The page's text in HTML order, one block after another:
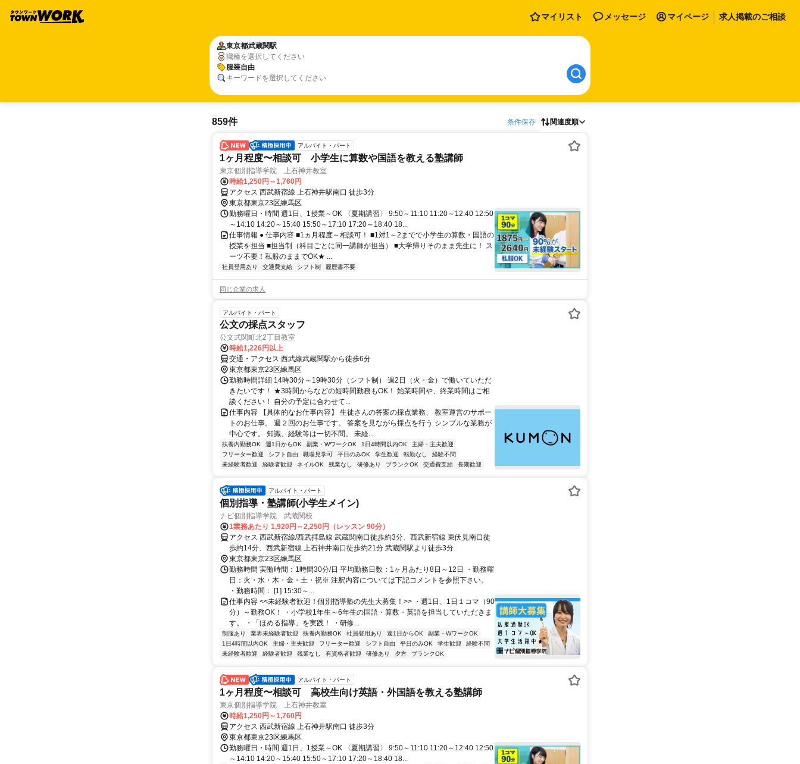
マイリスト メッセージ マイページ 求人掲載のご相談
東京都武蔵関駅
職種を選択してください
服装自由
キーワードを選択してください
859件 条件保存 関連度順
アルバイト・パート
1ヶ月程度〜相談可 小学生に算数や国語を教える塾講師
東京個別指導学院 上石神井教室
時給1,250円～1,760円
アクセス 西武新宿線 上石神井駅南口 徒歩3分
東京都東京23区練馬区
勤務曜日・時間 週1日、1授業～OK 〈夏期講習〉 9:50～11:10 11:20～12:40 12:50
～14:10 14:20～15:40 15:50～17:10 17:20～18:40 18...
仕事情報 ● 仕事内容 ■1ヵ月程度～相談可！ ■1対1～2までで小学生の算数・国語の
授業を担当 ■担当制（科目ごとに同一講師が担当） ■大学帰りそのまま先生に！ ス
ーツ不要！私服のままでOK★ ...
社員登用あり 交通費支給 シフト制 履歴書不要
同じ企業の求人
アルバイト・パート
公文の採点スタッフ
公文式関町北2丁目教室
時給1,226円以上
交通・アクセス 西武線武蔵関駅から徒歩6分
東京都東京23区練馬区
勤務時間詳細 14時30分～19時30分（シフト制） 週2日（火・金）で働いていただ
きたいです！ ★3時間からなどの短時間勤務もOK！ 始業時間や、終業時間はご相
談ください！ 自分の予定に合わせて...
仕事内容 【具体的なお仕事内容】 生徒さんの答案の採点業務、 教室運営のサポー
トのお仕事。 週２回のお仕事です。 答案を見ながら採点を行う シンプルな業務が
中心です。 知識、経験等は一切不問。 未経...
扶養内勤務OK 週1日からOK 副業・WワークOK 1日4時間以内OK
主婦・主夫歓迎
フリーター歓迎
シフト自由 職場見学可 平日のみOK 学生歓迎 転勤なし
経験不問
未経験者歓迎
経験者歓迎 ネイルOK 残業なし 研修あり ブランクOK 交通費支給 長期歓迎
アルバイト・パート
個別指導・塾講師(小学生メイン)
ナビ個別指導学院 武蔵関校
1業務あたり 1,920円～2,250円（レッスン 90分）
アクセス 西武新宿線/西武拝島線 武蔵関南口徒歩約3分、西武新宿線 東伏見南口徒
歩約14分、西武新宿線 上石神井南口徒歩約21分 武蔵関駅より徒歩3分
東京都東京23区練馬区
勤務時間 実働時間：1時間30分/日 平均勤務日数：1ヶ月あたり8日～12日 ・勤務曜
日：火・水・木・金・土・祝※ 注釈内容については下記コメントを参照下さい。
・勤務時間： [1] 15:30～...
仕事内容 <<未経験者歓迎！個別指導塾の先生大募集！>> ・週1日、1日１コマ（90
分）～勤務OK！ ・小学校1年生～6年生の国語・算数・英語を担当していただきま
す。 ・「ほめる指導」を実践！ ・研修...
制服あり 業界未経験者歓迎 扶養内勤務OK 社員登用あり 週1日からOK
副業・WワークOK
1日4時間以内OK
主婦・主夫歓迎 フリーター歓迎 シフト自由 平日のみOK 学生歓迎
経験不問
未経験者歓迎
経験者歓迎 残業なし 有資格者歓迎 研修あり 夕方 ブランクOK
アルバイト・パート
1ヶ月程度〜相談可 高校生向け英語・外国語を教える塾講師
東京個別指導学院 上石神井教室
時給1,250円～1,760円
アクセス 西武新宿線 上石神井駅南口 徒歩3分
東京都東京23区練馬区
勤務曜日・時間 週1日、1授業～OK 〈夏期講習〉 9:50～11:10 11:20～12:40 12:50
～14:10 14:20～15:40 15:50～17:10 17:20～18:40 18...